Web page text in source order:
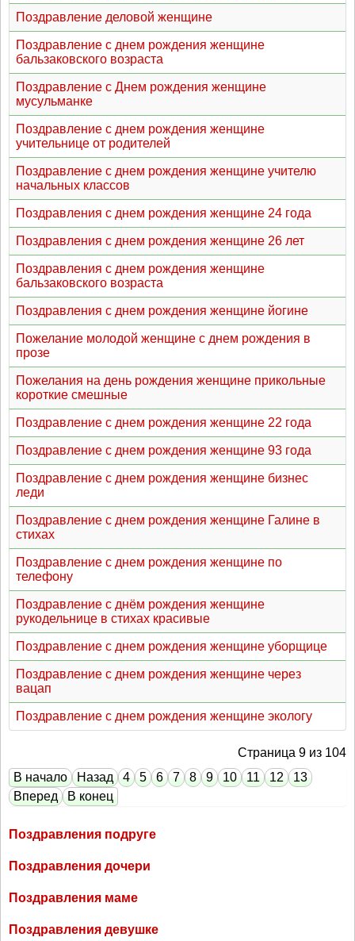
Поздравление деловой женщине
Поздравление с днем рождения женщине
бальзаковского возраста
Поздравление с Днем рождения женщине
мусульманке
Поздравление с днем рождения женщине
учительнице от родителей
Поздравление с днем рождения женщине учителю
начальных классов
Поздравления с днем рождения женщине 24 года
Поздравления с днем рождения женщине 26 лет
Поздравления с днем рождения женщине
бальзаковского возраста
Поздравления с днем рождения женщине йогине
Пожелание молодой женщине с днем рождения в
прозе
Пожелания на день рождения женщине прикольные
короткие смешные
Поздравление с днем рождения женщине 22 года
Поздравление с днем рождения женщине 93 года
Поздравление с днем рождения женщине бизнес
леди
Поздравление с днем рождения женщине Галине в
стихах
Поздравление с днем рождения женщине по
телефону
Поздравление с днём рождения женщине
рукодельнице в стихах красивые
Поздравление с днем рождения женщине уборщице
Поздравление с днем рождения женщине через
вацап
Поздравление с днем рождения женщине экологу
Страница 9 из 104
В начало
Назад 4 5 6 7 8 9 10 11 12
13
Вперед
В конец
Поздравления подруге
Поздравления дочери
Поздравления маме
Поздравления девушке